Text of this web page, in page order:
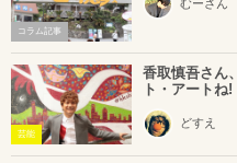
コラム記事
むーさん
芸能
香取慎吾さん
ト・アートね!
どすえ